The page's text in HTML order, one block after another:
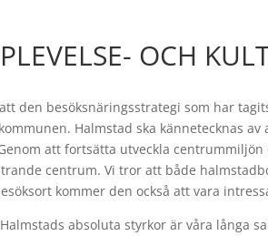
OCH
den besöksnäringsstrategi som har
Halmstad ska kännetecknas
att fortsätta utveckla
centrum. Vi tror att både
kommer den också att vara
absoluta styrkor är våra långa